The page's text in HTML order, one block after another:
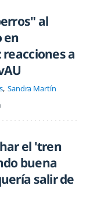
al
en
a
Sandra Martín
el 'tren
buena
salir de